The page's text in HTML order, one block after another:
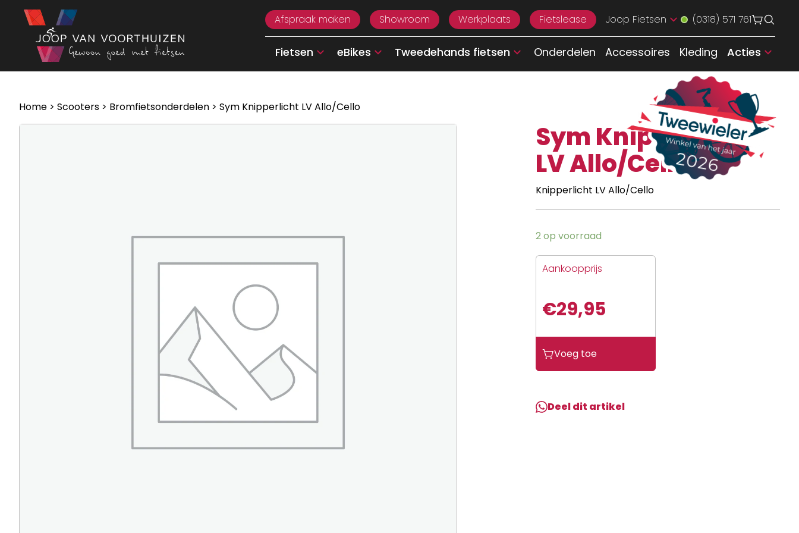
Ga naar de inhoud
Afspraak maken
Showroom Werkplaats Fietslease Joop Fietsen (0318) 571 761
Fietsen eBikes Tweedehands fietsen Onderdelen Accessoires Kleding Acties
Home > Scooters > Bromfietsonderdelen > Sym Knipperlicht LV Allo/Cello
Sym Knipperlicht
LV Allo/Cello
Knipperlicht LV Allo/Cello
2 op voorraad
Aankoopprijs
€29,95
Knipperlicht
LV
aantal
Voeg toe
Deel dit artikel